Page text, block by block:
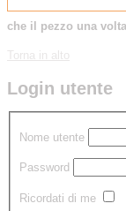
che il pezzo una
Torna in alto
Login utente
Nome utente
Password
Ricordati di me